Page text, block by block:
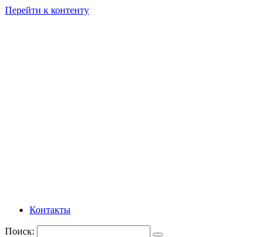
Перейти к контенту
Контакты
Поиск: